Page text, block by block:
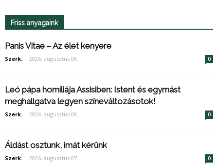
Friss anyagaink
Panis Vitae – Az élet kenyere
Szerk. - 2026. augusztus 08. 0
Leó pápa homíliája Assisiben: Istent és egymást
meghallgatva legyen színeváltozásotok!
Szerk. - 2026. augusztus 08. 0
Áldást osztunk, imát kérünk
Szerk. - 2026. augusztus 07. 0